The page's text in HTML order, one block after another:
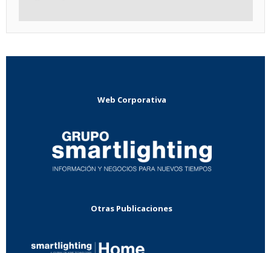
Web Corporativa
Otras Publicaciones